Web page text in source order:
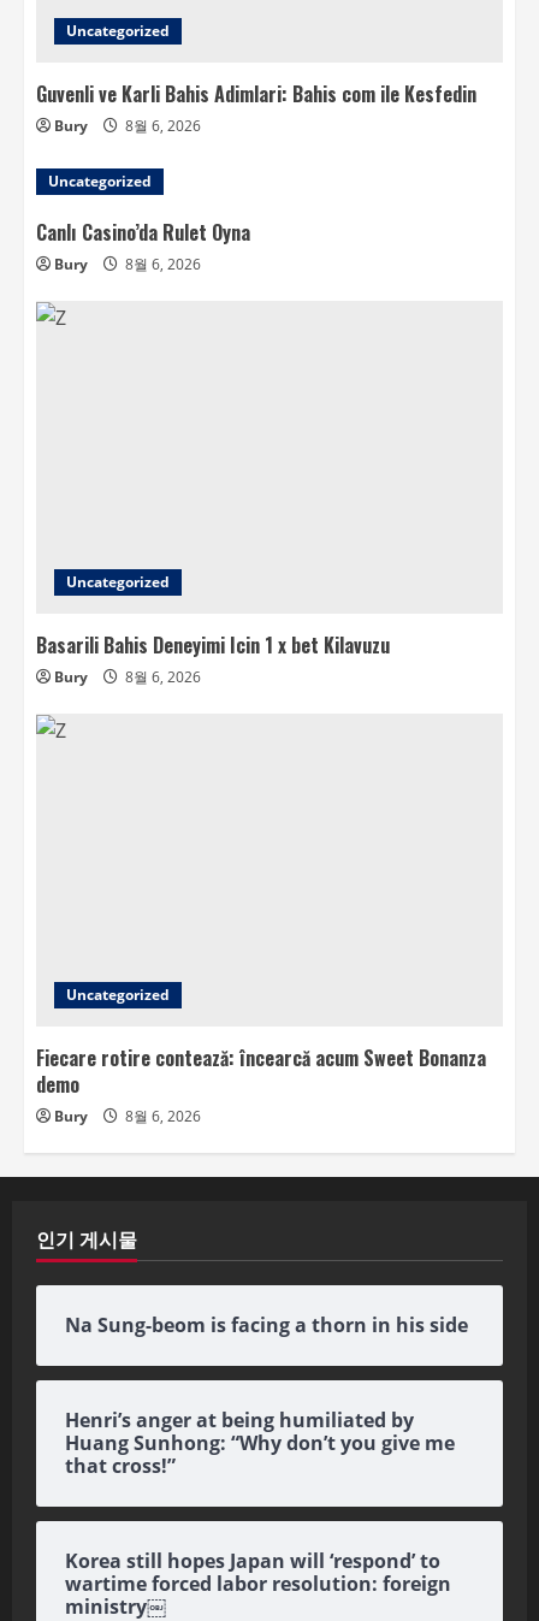
Uncategorized
Guvenli ve Karli Bahis Adimlari: Bahis com ile Kesfedin
Bury 8월 6, 2026
Uncategorized
Canlı Casino’da Rulet Oyna
Bury 8월 6, 2026
Uncategorized
Basarili Bahis Deneyimi Icin 1 x bet Kilavuzu
Bury 8월 6, 2026
Uncategorized
Fiecare rotire contează: încearcă acum Sweet Bonanza
demo
Bury 8월 6, 2026
인기 게시물
Na Sung-beom is facing a thorn in his side
Henri’s anger at being humiliated by
Huang Sunhong: “Why don’t you give me
that cross!”
Korea still hopes Japan will ‘respond’ to
wartime forced labor resolution: foreign
ministry￼